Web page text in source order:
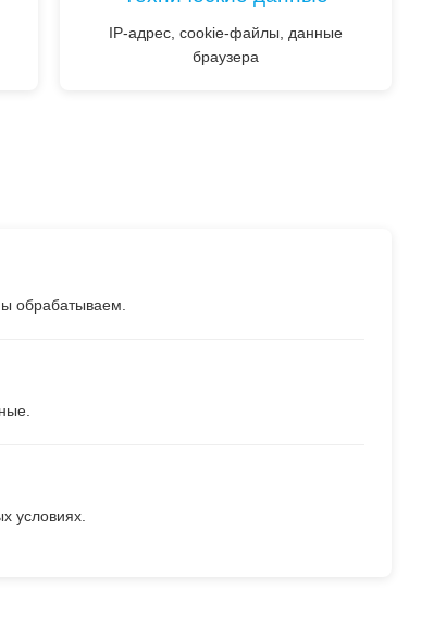
IP-адрес, cookie-файлы, данные
браузера
обрабатываем.
условиях.